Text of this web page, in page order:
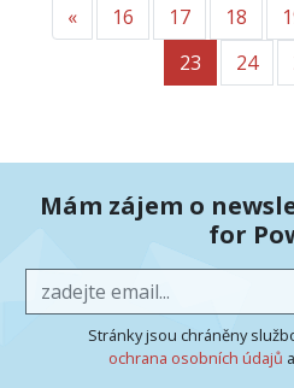
«Předchozí
16 17 18
23
24
Mám zájem o
for
Stránky jsou chráněny
ochrana osobních údajů a